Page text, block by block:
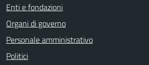
Enti e fondazioni
Organi di governo
Personale amministrativo
Politici